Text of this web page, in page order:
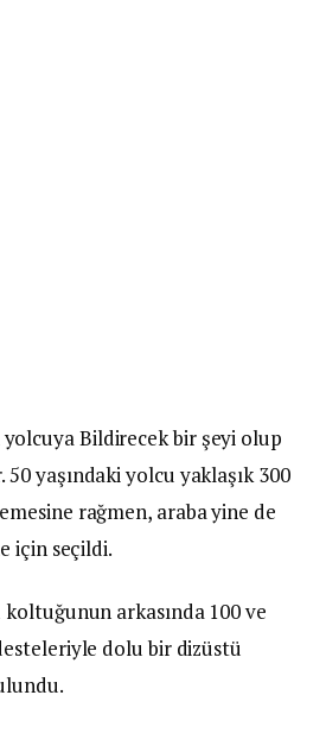
Bildirecek bir şeyi olup
50 yaşındaki yolcu yaklaşık 300
rağmen, araba yine de
için seçildi.
arkasında 100 ve
dolu bir dizüstü